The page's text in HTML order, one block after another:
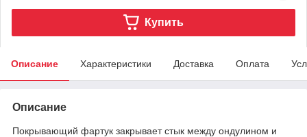
Купить
Описание Характеристики Доставка Оплата
Описание
Покрывающий фартук закрывает стык между ондулином и